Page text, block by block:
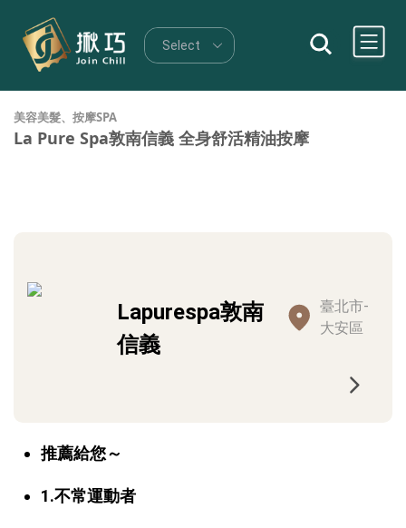
美容美髮、按摩SPA
La Pure Spa敦南信義 全身舒活精油按摩
Lapurespa敦南
信義
臺北市-
大安區
推薦給您～
1.不常運動者